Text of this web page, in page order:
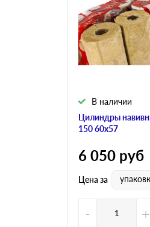
Цилиндры
150 60х57
В наличии
6 050 руб
Цена за
- +